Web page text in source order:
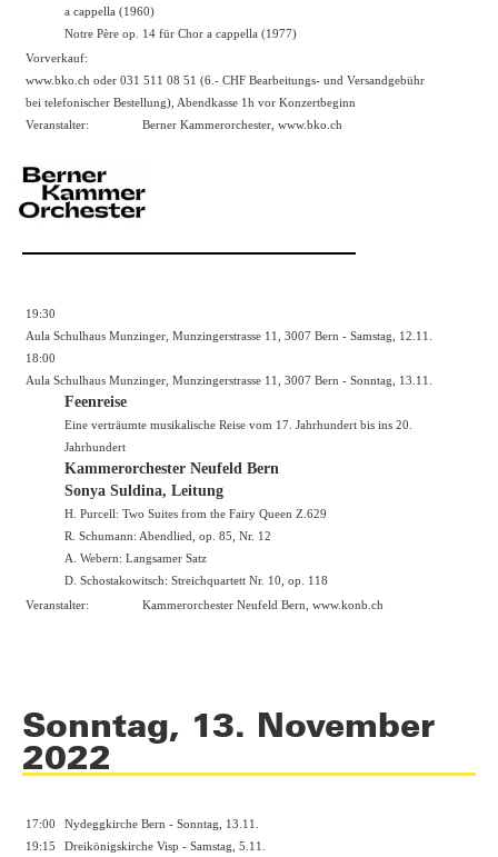
a cappella (1960)
Notre Père op. 14 für Chor a cappella (1977)
Vorverkauf:
www.bko.ch oder 031 511 08 51 (6.- CHF Bearbeitungs- und Versandgebühr
bei telefonischer Bestellung), Abendkasse 1h vor Konzertbeginn
Veranstalter:
Berner Kammerorchester, www.bko.ch
19:30
Aula Schulhaus Munzinger, Munzingerstrasse 11, 3007 Bern - Samstag, 12.11.
18:00
Aula Schulhaus Munzinger, Munzingerstrasse 11, 3007 Bern - Sonntag, 13.11.
Feenreise
Eine verträumte musikalische Reise vom 17. Jahrhundert bis ins 20.
Jahrhundert
Kammerorchester Neufeld Bern
Sonya Suldina, Leitung
H. Purcell: Two Suites from the Fairy Queen Z.629
R. Schumann: Abendlied, op. 85, Nr. 12
A. Webern: Langsamer Satz
D. Schostakowitsch: Streichquartett Nr. 10, op. 118
Veranstalter:
Kammerorchester Neufeld Bern, www.konb.ch
Sonntag, 13. November
2022
17:00
Nydeggkirche Bern - Sonntag, 13.11.
19:15
Dreikönigskirche Visp - Samstag, 5.11.